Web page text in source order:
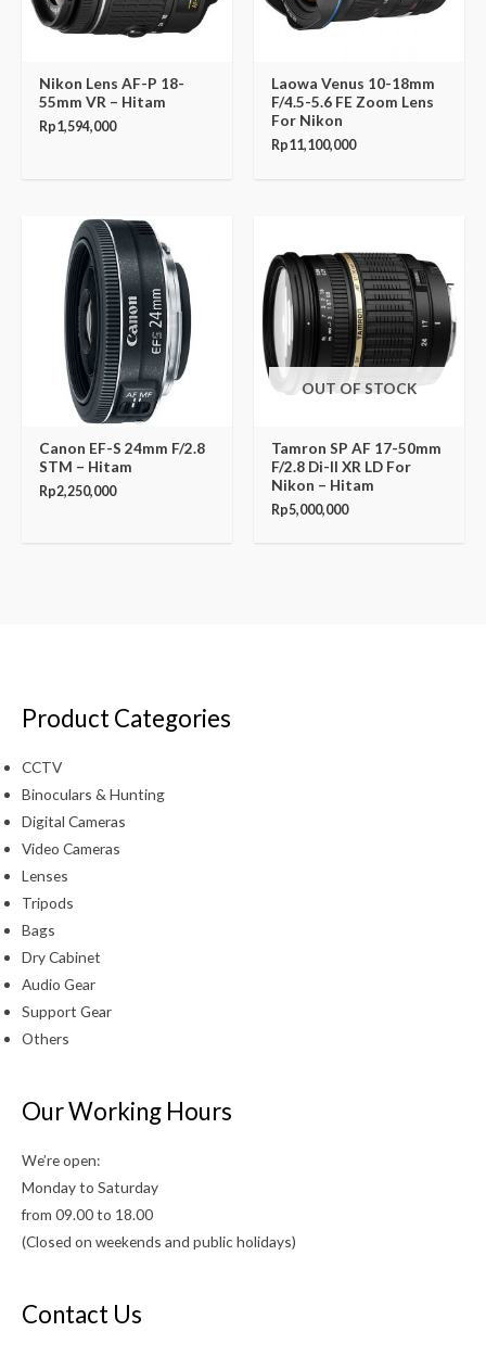
Nikon Lens AF-P 18-
55mm VR – Hitam
Rp1,594,000
Laowa Venus 10-18mm
F/4.5-5.6 FE Zoom Lens
For Nikon
Rp11,100,000
Canon EF-S 24mm F/2.8
STM – Hitam
Rp2,250,000
OUT OF STOCK
Tamron SP AF 17-50mm
F/2.8 Di-II XR LD For
Nikon – Hitam
Rp5,000,000
Product Categories
CCTV
Binoculars & Hunting
Digital Cameras
Video Cameras
Lenses
Tripods
Bags
Dry Cabinet
Audio Gear
Support Gear
Others
Our Working Hours
We’re open:
Monday to Saturday
from 09.00 to 18.00
(Closed on weekends and public holidays)
Contact Us